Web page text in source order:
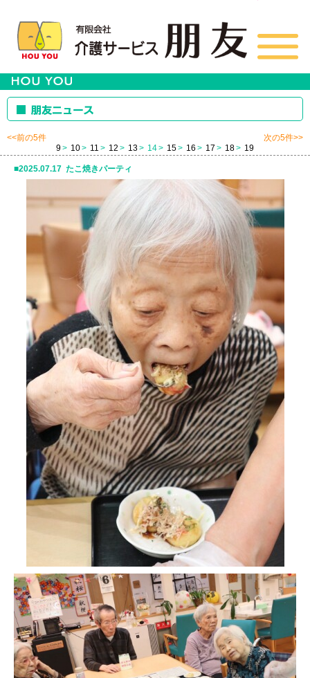
<<前の5件
9
10 11 12 13 14 15 16 17 18 19
次の5件>>
2025.07.17 たこ焼きパーティ